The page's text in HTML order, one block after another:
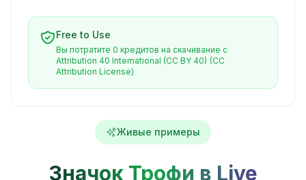
Free to Use
Вы потратите 0 кредитов на скачивание с
Attribution 40 International (CC BY 40) (CC
Attribution License)
Живые примеры
Значок Трофи в Live